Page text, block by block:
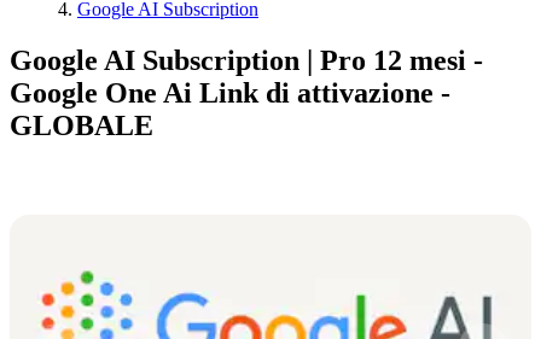
Google AI Subscription
Google AI Subscription | Pro 12 mesi -
Google One Ai Link di attivazione -
GLOBALE